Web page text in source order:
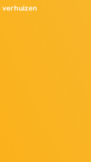
verhuizen